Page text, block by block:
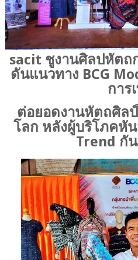
sacit ชูงานศิลปหัตถ
ดันแนวทาง BCG
การ
ต่อยอดงานหัตถศิล
โลก หลังผู้บริโภคหั
Trend กั